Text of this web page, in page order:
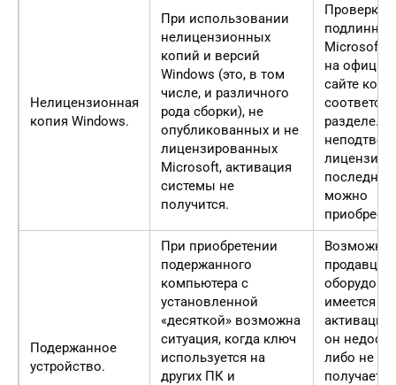
Нелицензионная
копия Windows.
При использовании
нелицензионных
копий и версий
Windows (это, в том
числе, и различного
рода сборки), не
опубликованных и не
лицензированных
Microsoft, активация
системы не
получится.
Проверка
Microsoft
на
сайте
разделе. В
лицензии
можно
Подержанное
устройство.
При приобретении
подержанного
компьютера с
установленной
«десяткой» возможна
ситуация, когда ключ
используется на
других ПК и
Возможно
продавца
имеется
он
либо не
получается